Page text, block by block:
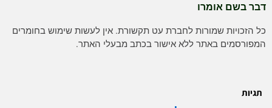
דבר בשם אומרו
כל הזכויות שמורות לחברת עט תקשורת. אין לעשות שימוש בחומרים
המפורסמים באתר ללא אישור בכתב מבעלי האתר.
תגיות